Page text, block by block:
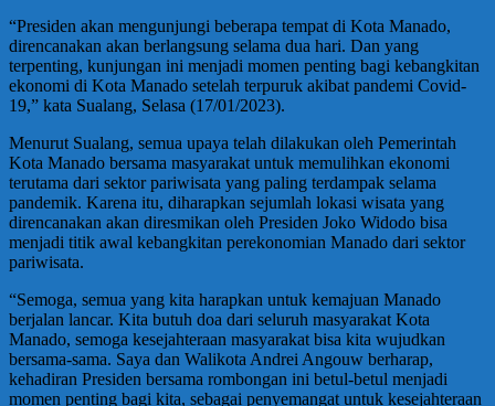
“Presiden akan mengunjungi beberapa tempat di Kota Manado,
direncanakan akan berlangsung selama dua hari. Dan yang
terpenting, kunjungan ini menjadi momen penting bagi kebangkitan
ekonomi di Kota Manado setelah terpuruk akibat pandemi Covid-
19,” kata Sualang, Selasa (17/01/2023).
Menurut Sualang, semua upaya telah dilakukan oleh Pemerintah
Kota Manado bersama masyarakat untuk memulihkan ekonomi
terutama dari sektor pariwisata yang paling terdampak selama
pandemik. Karena itu, diharapkan sejumlah lokasi wisata yang
direncanakan akan diresmikan oleh Presiden Joko Widodo bisa
menjadi titik awal kebangkitan perekonomian Manado dari sektor
pariwisata.
“Semoga, semua yang kita harapkan untuk kemajuan Manado
berjalan lancar. Kita butuh doa dari seluruh masyarakat Kota
Manado, semoga kesejahteraan masyarakat bisa kita wujudkan
bersama-sama. Saya dan Walikota Andrei Angouw berharap,
kehadiran Presiden bersama rombongan ini betul-betul menjadi
momen penting bagi kita, sebagai penyemangat untuk kesejahteraan